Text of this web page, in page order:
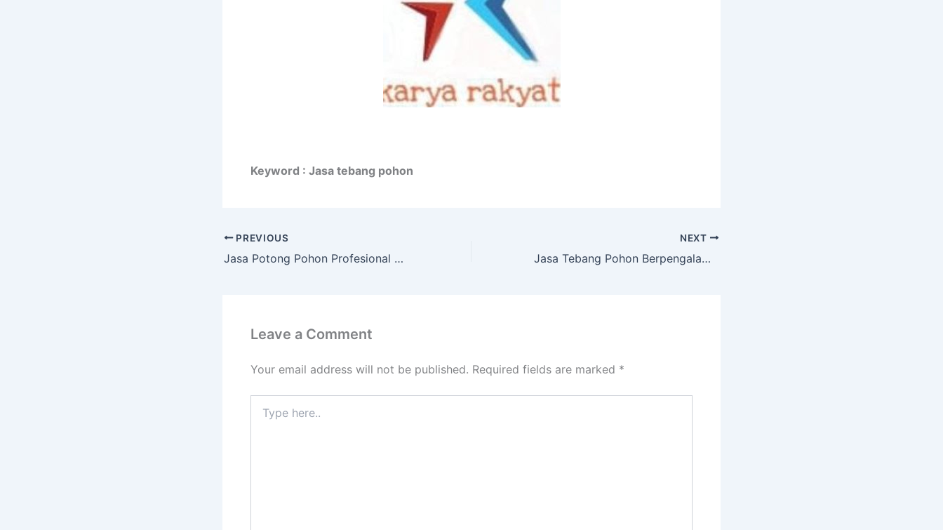
Keyword : Jasa tebang pohon
PREVIOUS
Jasa Potong Pohon Profesional dengan Peralatan Lengkap di Kariangau Balipapan Kal. Tim.
NEXT
Jasa Tebang Pohon Berpengalaman Termurah Di BULUREJO Tuban
Leave a Comment
Your email address will not be published. Required fields are marked *
here..